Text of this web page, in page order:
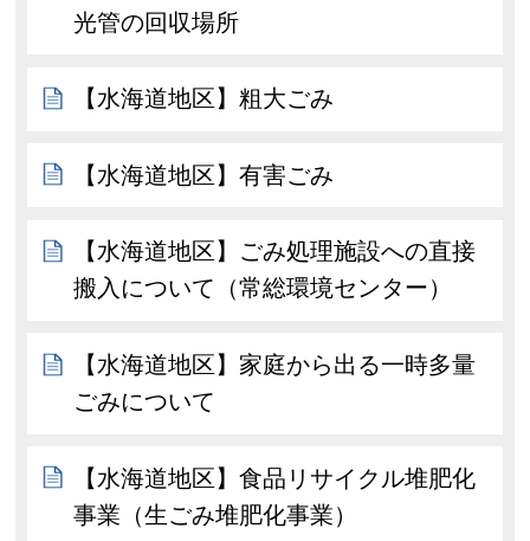
光管の回収場所
【水海道地区】粗大ごみ
【水海道地区】有害ごみ
【水海道地区】ごみ処理施設への直接
搬入について（常総環境センター）
【水海道地区】家庭から出る一時多量
ごみについて
【水海道地区】食品リサイクル堆肥化
事業（生ごみ堆肥化事業）